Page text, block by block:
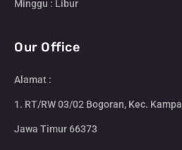
Minggu : Libur
Our Office
Alamat :
1. RT/RW 03/02 Bogoran, Kec.
Jawa Timur 66373